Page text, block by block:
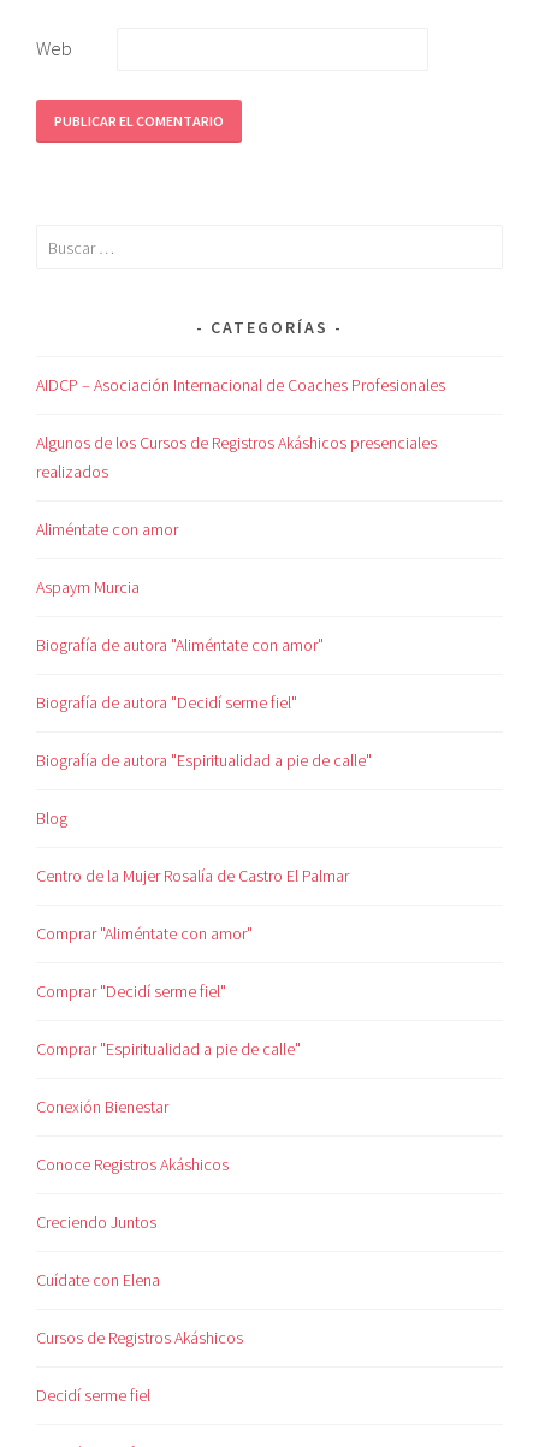
Web
CATEGORÍAS
AIDCP – Asociación Internacional de Coaches Profesionales
Algunos de los Cursos de Registros Akáshicos presenciales
realizados
Aliméntate con amor
Aspaym Murcia
Biografía de autora "Aliméntate con amor"
Biografía de autora "Decidí serme fiel"
Biografía de autora "Espiritualidad a pie de calle"
Blog
Centro de la Mujer Rosalía de Castro El Palmar
Comprar "Aliméntate con amor"
Comprar "Decidí serme fiel"
Comprar "Espiritualidad a pie de calle"
Conexión Bienestar
Conoce Registros Akáshicos
Creciendo Juntos
Cuídate con Elena
Cursos de Registros Akáshicos
Decidí serme fiel